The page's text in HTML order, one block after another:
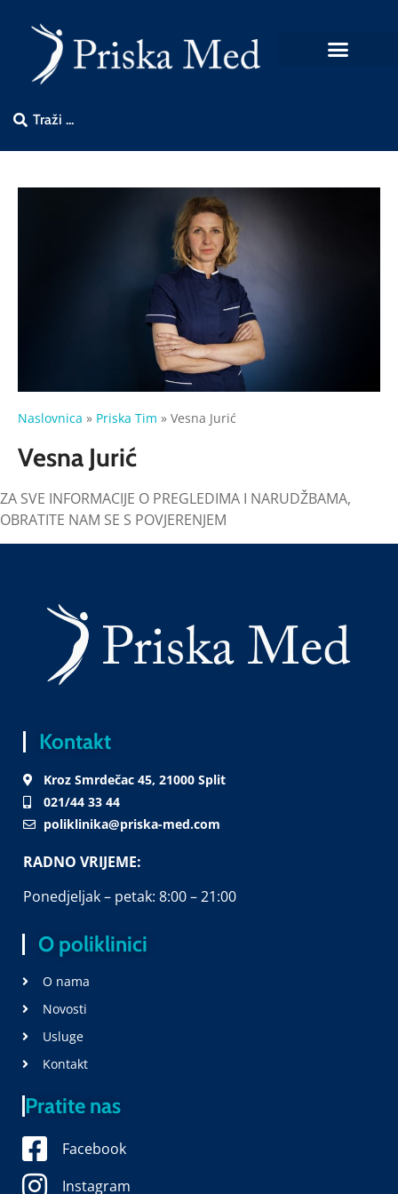
Naslovnica » Priska Tim » Vesna Jurić
Vesna Jurić
ZA SVE INFORMACIJE O PREGLEDIMA I NARUDŽBAMA,
OBRATITE NAM SE S POVJERENJEM
Kontakt
Kroz Smrdečac 45, 21000 Split
021/44 33 44
poliklinika@priska-med.com
RADNO VRIJEME:
Ponedjeljak – petak: 8:00 – 21:00
O poliklinici
O nama
Novosti
Usluge
Kontakt
Pratite nas
Facebook
Instagram